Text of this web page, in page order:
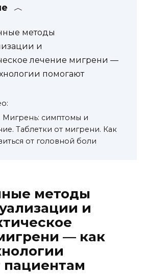
методы
и
лечение мигрени —
помогают
Мигрень: симптомы и
Таблетки от мигрени. Как
от головной боли
методы
и
— как
пациентам